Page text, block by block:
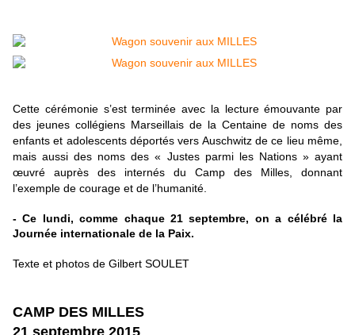
Cette cérémonie s’est terminée avec la lecture émouvante par
des jeunes collégiens Marseillais de la Centaine de noms des
enfants et adolescents déportés vers Auschwitz de ce lieu même,
mais aussi des noms des « Justes parmi les Nations » ayant
œuvré auprès des internés du Camp des Milles, donnant
l’exemple de courage et de l’humanité.
- Ce lundi, comme chaque 21 septembre, on a célébré la
Journée internationale de la Paix.
Texte et photos de Gilbert SOULET
CAMP DES MILLES